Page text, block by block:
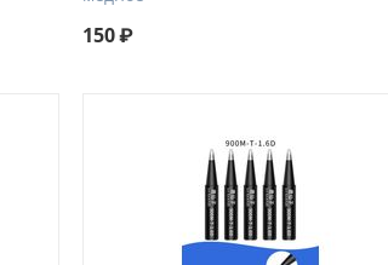
150₽